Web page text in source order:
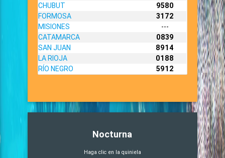
CHUBUT
9580
FORMOSA
3172
MISIONES
---
CATAMARCA
0839
SAN JUAN
8914
LA RIOJA
0188
RÍO NEGRO
5912
Nocturna
Haga clic en la quiniela